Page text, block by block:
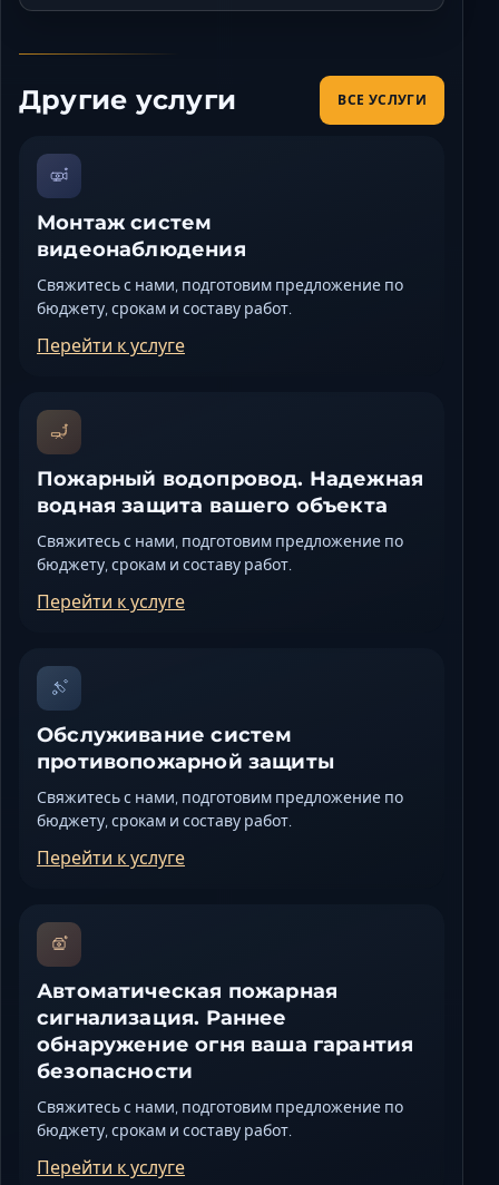
Другие услуги ВСЕ УСЛУГИ
Монтаж систем
видеонаблюдения
Свяжитесь с нами, подготовим предложение по
бюджету, срокам и составу работ.
Перейти к услуге
Пожарный водопровод. Надежная
водная защита вашего объекта
Свяжитесь с нами, подготовим предложение по
бюджету, срокам и составу работ.
Перейти к услуге
Обслуживание систем
противопожарной защиты
Свяжитесь с нами, подготовим предложение по
бюджету, срокам и составу работ.
Перейти к услуге
Автоматическая пожарная
сигнализация. Раннее
обнаружение огня ваша гарантия
безопасности
Свяжитесь с нами, подготовим предложение по
бюджету, срокам и составу работ.
Перейти к услуге